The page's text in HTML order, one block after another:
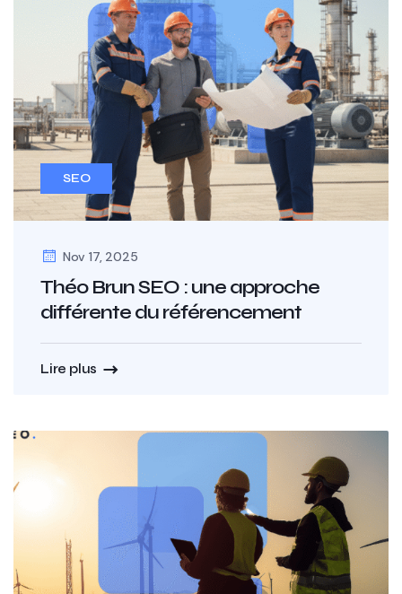
SEO
Nov 17, 2025
Théo Brun SEO : une approche
différente du référencement
Lire plus